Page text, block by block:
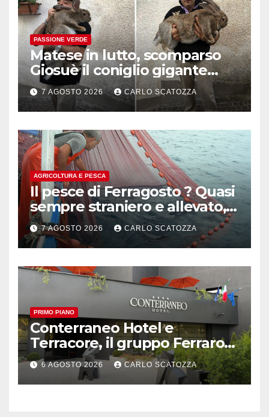
PASSIONE VERDE
Matese in lutto, scomparso
Giosuè il coniglio gigante
pluripremiato
7 AGOSTO 2026 CARLO SCATOZZA
AGRICOLTURA E PESCA
Il pesce di Ferragosto ? Quasi
sempre straniero e allevato,
in sofferenza
7 AGOSTO 2026 CARLO SCATOZZA
PRIMO PIANO
Conterraneo Hotel e
Terracore, il gruppo Ferraro
amplia l’ ospitalità e il gusto
alle porte di Caserta
6 AGOSTO 2026 CARLO SCATOZZA